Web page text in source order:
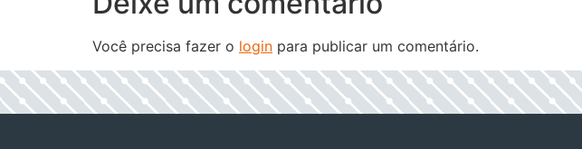
Você precisa fazer o login para publicar um comentário.
h